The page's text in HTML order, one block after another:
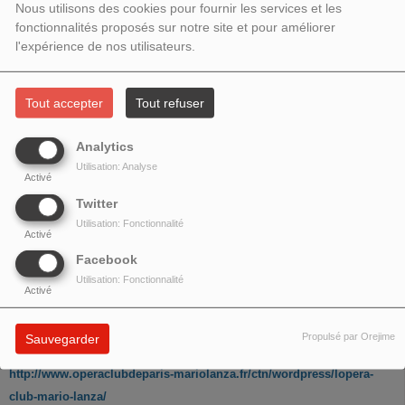
Nous utilisons des cookies pour fournir les services et les
fonctionnalités proposés sur notre site et pour améliorer
l'expérience de nos utilisateurs.
Tout accepter Tout refuser
Analytics
Activé
Utilisation: Analyse
Twitter
Activé
Utilisation: Fonctionnalité
Facebook
Activé
Utilisation: Fonctionnalité
Sauvegarder Propulsé par Orejime
Floria Rosimiro, Alain fauquie
Club Mario Lanza de Parisnous présentent un florilège de
belles voix espagnoles.
http://www.operaclubdeparis-mariolanza.fr/ctn/wordpress/lopera-
club-mario-lanza/